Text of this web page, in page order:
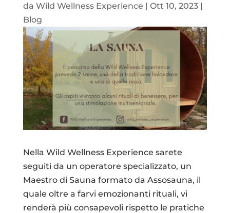
da Wild Wellness Experience | Ott 10, 2023|
Blog
Nella Wild Wellness Experience sarete
seguiti da un operatore specializzato, un
Maestro di Sauna formato da Assosauna, il
quale oltre a farvi emozionanti rituali, vi
renderà più consapevoli rispetto le pratiche